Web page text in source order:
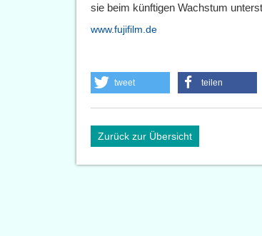
sie beim künftigen Wachstum
www.fujifilm.de
tweet teilen
Zurück zur Übersicht